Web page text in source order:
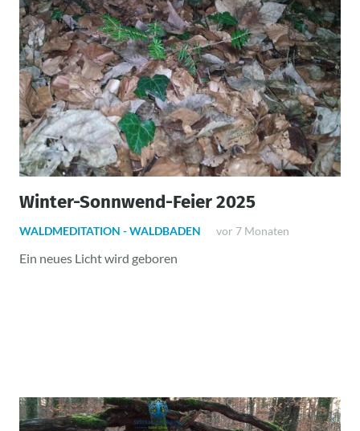
Winter-Sonnwend-Feier 2025
WALDMEDITATION - WALDBADEN vor 7 Monaten
Ein neues Licht wird geboren